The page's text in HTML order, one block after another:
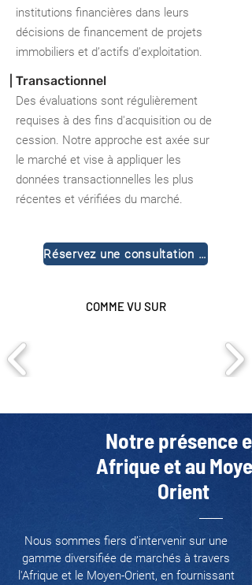
institutions financières dans leurs
décisions de financement de projets
immobiliers et d’actifs d’exploitation.
| Transactionnel
Des évaluations sont régulièrement
requises à des fins d'acquisition ou de
cession. Notre approche est axée sur
le marché et vise à appliquer les
données transactionnelles les plus
récentes et vérifiées du marché.
Réservez une consultation gratuite
COMME VU SUR
Notre présence en
Afrique et au
Orient
Nous sommes fiers d’intervenir sur une
gamme diversifiée de marchés à travers
l'Afrique et le Moyen-Orient, en fournissant